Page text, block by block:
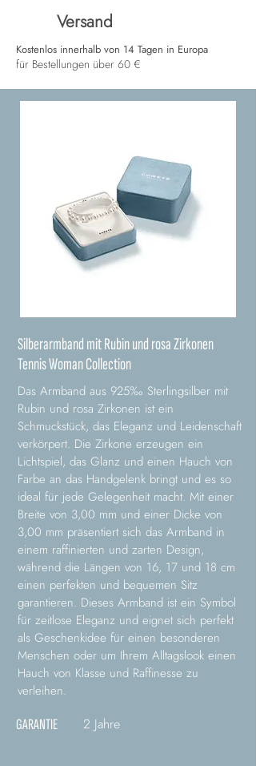
Versand
Kostenlos innerhalb von 14 Tagen in Europa
für Bestellungen über 60 €
Silberarmband mit Rubin und rosa Zirkonen
Tennis Woman Collection
Das Armband aus 925‰ Sterlingsilber mit
Rubin und rosa Zirkonen ist ein
Schmuckstück, das Eleganz und Leidenschaft
verkörpert. Die Zirkone erzeugen ein
Lichtspiel, das Glanz und einen Hauch von
Farbe an das Handgelenk bringt und es so
ideal für jede Gelegenheit macht. Mit einer
Breite von 3,00 mm und einer Dicke von
3,00 mm präsentiert sich das Armband in
einem raffinierten und zarten Design,
während die Längen von 16, 17 und 18 cm
einen perfekten und bequemen Sitz
garantieren. Dieses Armband ist ein Symbol
für zeitlose Eleganz und eignet sich perfekt
als Geschenkidee für einen besonderen
Menschen oder um Ihrem Alltagslook einen
Hauch von Klasse und Raffinesse zu
verleihen.
GARANTIE 2 Jahre